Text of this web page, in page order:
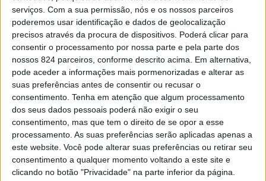
serviços. Com a sua permissão, nós e os nossos parceiros
poderemos usar identificação e dados de geolocalização
precisos através da procura de dispositivos. Poderá clicar para
consentir o processamento por nossa parte e pela parte dos
nossos 824 parceiros, conforme descrito acima. Em alternativa,
pode aceder a informações mais pormenorizadas e alterar as
suas preferências antes de consentir ou recusar o
consentimento. Tenha em atenção que algum processamento
dos seus dados pessoais poderá não exigir o seu
consentimento, mas que tem o direito de se opor a esse
processamento. As suas preferências serão aplicadas apenas a
este website. Você pode alterar suas preferências ou retirar seu
consentimento a qualquer momento voltando a este site e
clicando no botão "Privacidade" na parte inferior da página.
Vivemos tantas coisas e tivemos tantos
momentos que contribuíram para que eu me
apaixonasse por ti. Não sei explicar. Não são
todas as amizades que tomam esse rumo e